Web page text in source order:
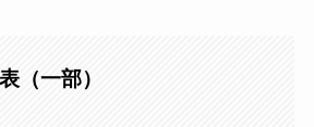
（一部）